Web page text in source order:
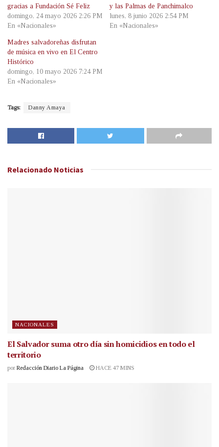
gracias a Fundación Sé Feliz
domingo, 24 mayo 2026 2:26 PM
En «Nacionales»
y las Palmas de Panchimalco
lunes, 8 junio 2026 2:54 PM
En «Nacionales»
Madres salvadoreñas disfrutan
de música en vivo en El Centro
Histórico
domingo, 10 mayo 2026 7:24 PM
En «Nacionales»
Tags: Danny Amaya
Relacionado Noticias
NACIONALES
El Salvador suma otro día sin homicidios en todo el
territorio
por Redacción Diario La Página HACE 47 MINS